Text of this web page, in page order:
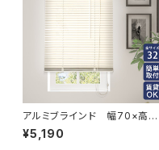
アルミブラインド 幅70×高さ1
38cm SH-29-TAB70-138
¥5,190